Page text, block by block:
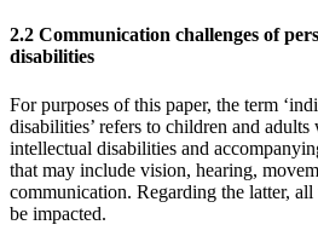
2.2 Communication challenges of
disabilities
For purposes of this paper, the term
disabilities’ refers to children and
intellectual disabilities and
that may include vision, hearing,
communication. Regarding the latter,
be impacted.